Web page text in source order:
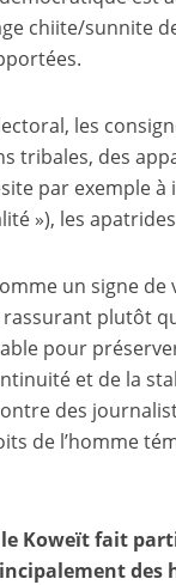
chiite/sunnite
les
tribales, des
par exemple
»), les
un signe
plutôt
pour
et de la
des
de l’homme
Koweït fait
des